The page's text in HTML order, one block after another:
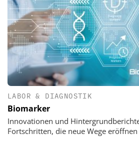
LABOR & DIAGNOSTIK
Biomarker
Innovationen und
Fortschritten, die neue Wege eröffnen